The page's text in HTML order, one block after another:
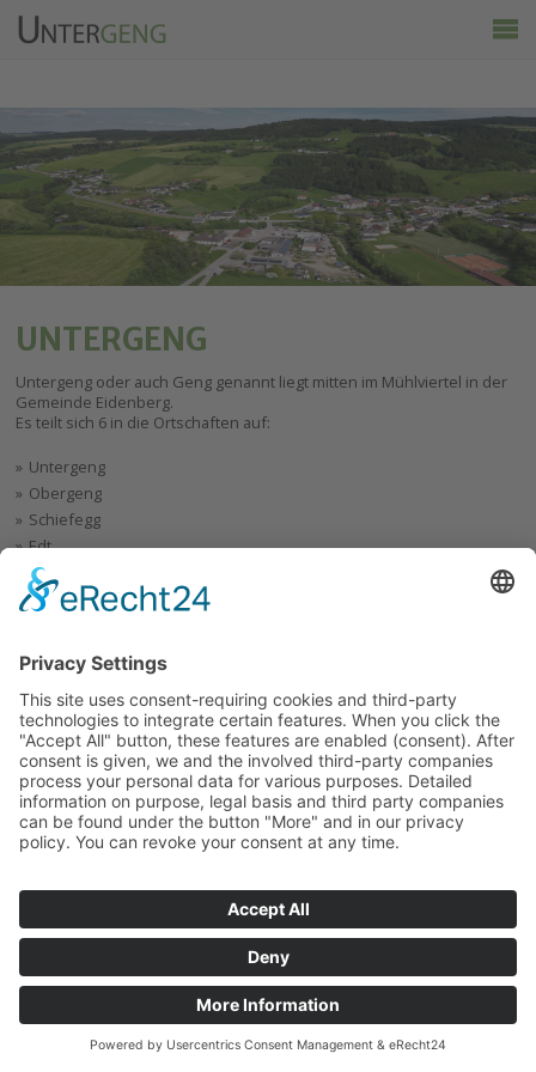
Ortsinfo
Kalender
Wirtschaft & Tourismus
UNTERGENG
Untergeng oder auch Geng genannt liegt mitten im Mühlviertel in der
Gemeinde Eidenberg.
Es teilt sich 6 in die Ortschaften auf:
Untergeng
Obergeng
Schiefegg
Edt
Staubgasse
Felsleiten
Marienkirche, das Jugendheim und die Feuerwehr angeordnet.
Auch die Große Rodl fließt direkt durch unseren Ort und bietet im
Sommer eine perfekte Abkühlung für Groß und Klein. Hier trifft man
sich auf der sogennaten "Insel" um zu grillen oder einfach nur
gemeinsam gemütlich beisammen zu sitzen.
© Untergeng
Home
Impressum Sitemap Datenschutz